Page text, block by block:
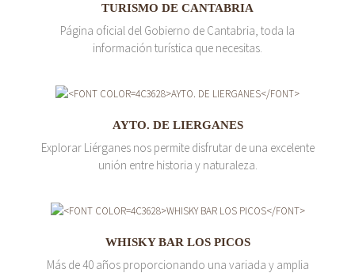
TURISMO DE CANTABRIA
Página oficial del Gobierno de Cantabria, toda la
información turística que necesitas.
AYTO. DE LIERGANES
Explorar Liérganes nos permite disfrutar de una excelente
unión entre historia y naturaleza.
WHISKY BAR LOS PICOS
Más de 40 años proporcionando una variada y amplia